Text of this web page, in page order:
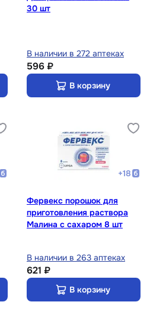
30 шт
В наличии в 272 аптеках
596 ₽
В корзину
+18
Фервекс порошок для
приготовления раствора
Малина с сахаром 8 шт
В наличии в 263 аптеках
621 ₽
В корзину